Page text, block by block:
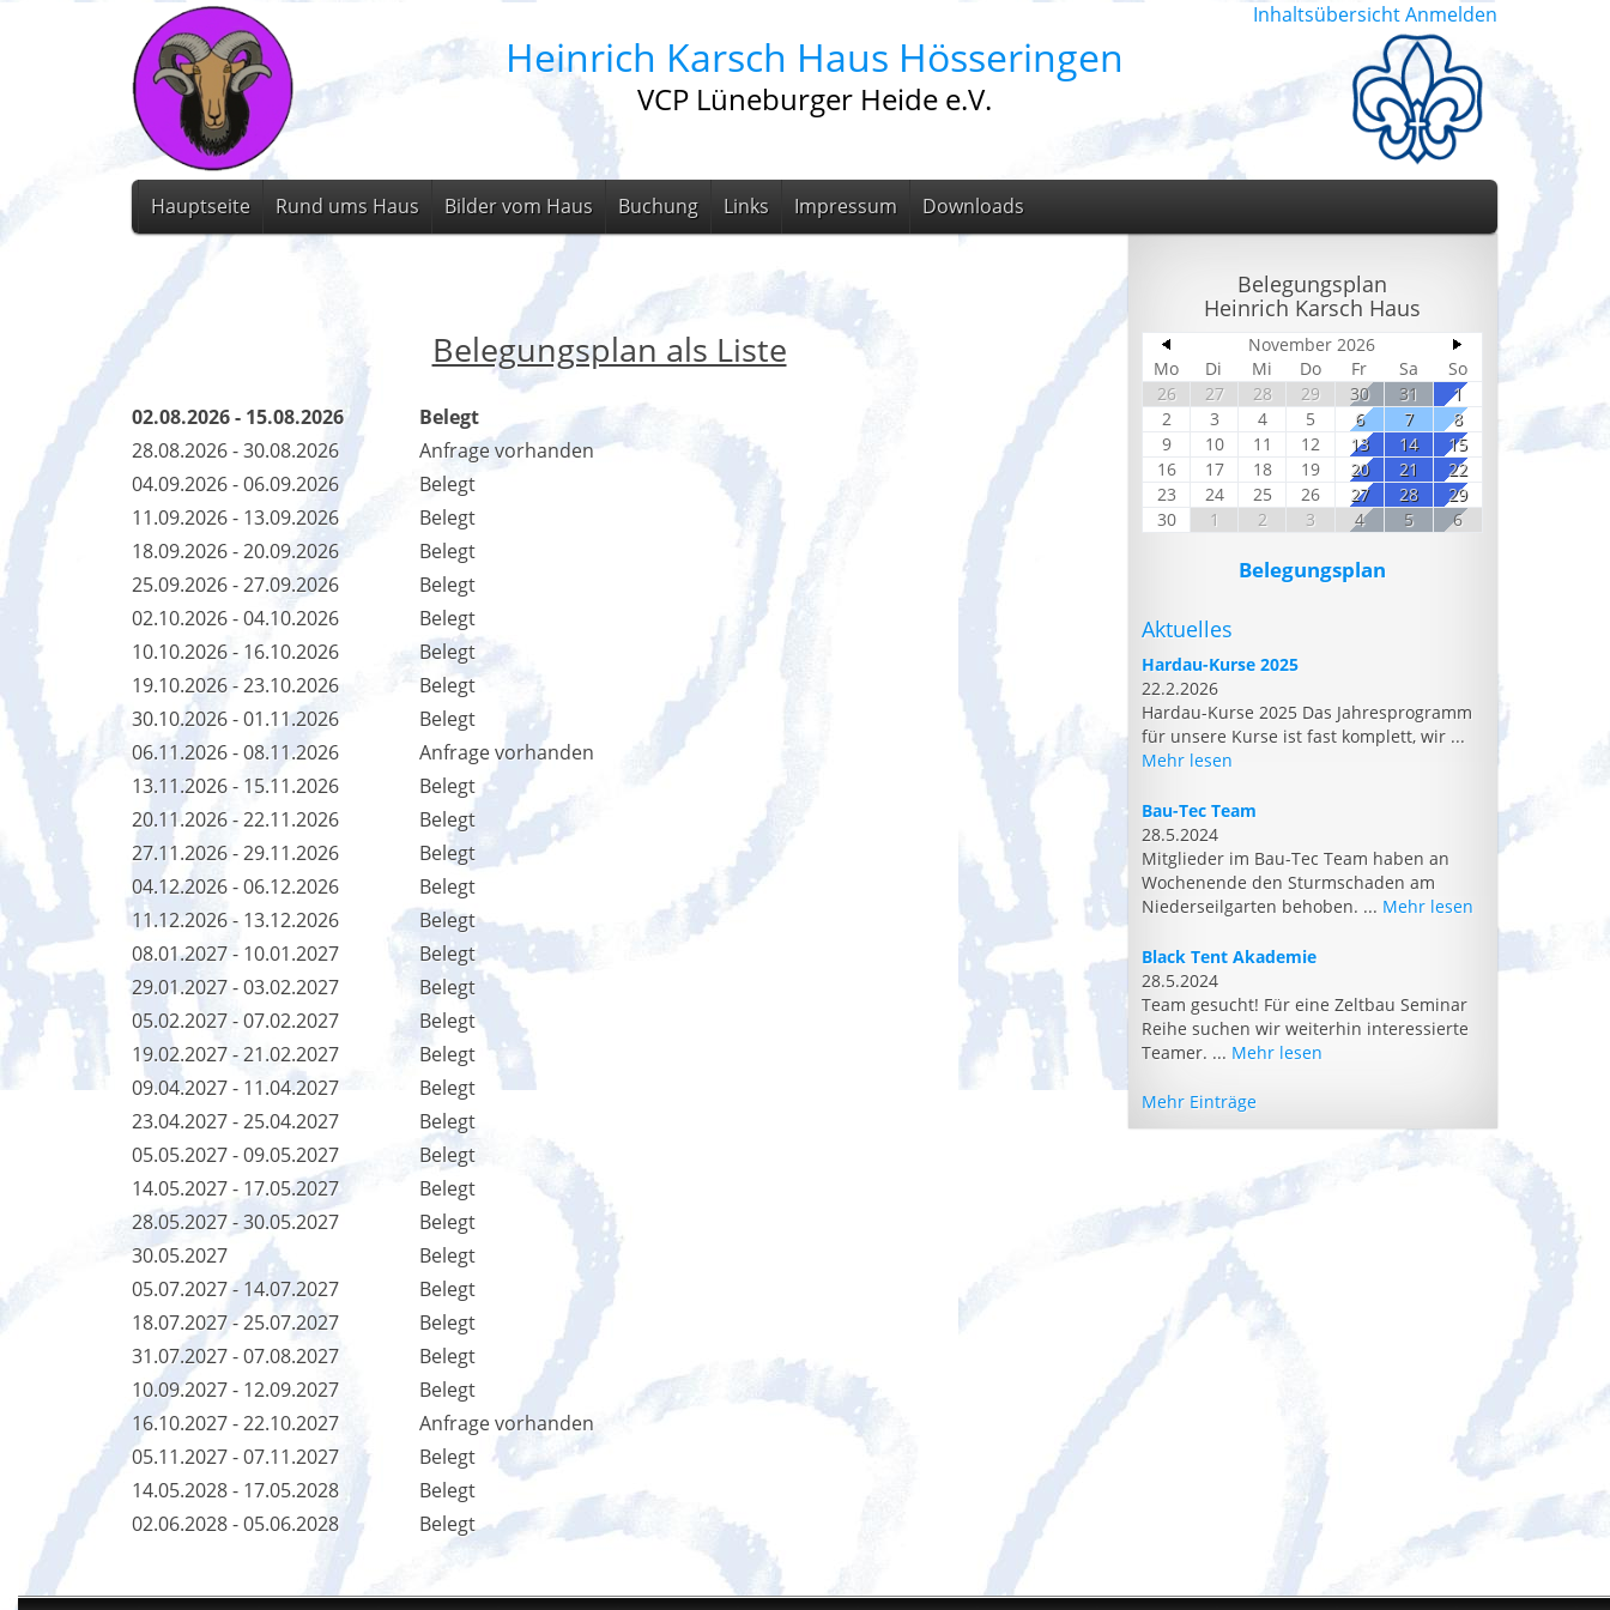
Inhaltsübersicht Anmelden
Heinrich Karsch Haus Hösseringen
VCP Lüneburger Heide e.V.
Hauptseite Rund ums Haus Bilder vom Haus Buchung Links Impressum Downloads
Belegungsplan als Liste
02.08.2026 - 15.08.2026
Belegt
28.08.2026 - 30.08.2026
Anfrage vorhanden
04.09.2026 - 06.09.2026
Belegt
11.09.2026 - 13.09.2026
Belegt
18.09.2026 - 20.09.2026
Belegt
25.09.2026 - 27.09.2026
Belegt
02.10.2026 - 04.10.2026
Belegt
10.10.2026 - 16.10.2026
Belegt
19.10.2026 - 23.10.2026
Belegt
30.10.2026 - 01.11.2026
Belegt
06.11.2026 - 08.11.2026
Anfrage vorhanden
13.11.2026 - 15.11.2026
Belegt
20.11.2026 - 22.11.2026
Belegt
27.11.2026 - 29.11.2026
Belegt
04.12.2026 - 06.12.2026
Belegt
11.12.2026 - 13.12.2026
Belegt
08.01.2027 - 10.01.2027
Belegt
29.01.2027 - 03.02.2027
Belegt
05.02.2027 - 07.02.2027
Belegt
19.02.2027 - 21.02.2027
Belegt
09.04.2027 - 11.04.2027
Belegt
23.04.2027 - 25.04.2027
Belegt
05.05.2027 - 09.05.2027
Belegt
14.05.2027 - 17.05.2027
Belegt
28.05.2027 - 30.05.2027
Belegt
30.05.2027
Belegt
05.07.2027 - 14.07.2027
Belegt
18.07.2027 - 25.07.2027
Belegt
31.07.2027 - 07.08.2027
Belegt
10.09.2027 - 12.09.2027
Belegt
16.10.2027 - 22.10.2027
Anfrage vorhanden
05.11.2027 - 07.11.2027
Belegt
14.05.2028 - 17.05.2028
Belegt
02.06.2028 - 05.06.2028
Belegt
Belegungsplan
Heinrich Karsch Haus
November 2026
Mo
Di Mi Do Fr Sa
So
26
27 28 29 30 31
1
2
3 4 5 6 7
8
9
10 11 12 13 14
15
16
17 18 19 20 21
22
23
24 25 26 27 28
29
30
1 2 3 4 5 6
Belegungsplan
Aktuelles
Hardau-Kurse 2025
22.2.2026
Hardau-Kurse 2025 Das Jahresprogramm
für unsere Kurse ist fast komplett, wir ...
Mehr lesen
Bau-Tec Team
28.5.2024
Mitglieder im Bau-Tec Team haben an
Wochenende den Sturmschaden am
Niederseilgarten behoben. ... Mehr lesen
Black Tent Akademie
28.5.2024
Team gesucht! Für eine Zeltbau Seminar
Reihe suchen wir weiterhin interessierte
Teamer. ... Mehr lesen
Mehr Einträge